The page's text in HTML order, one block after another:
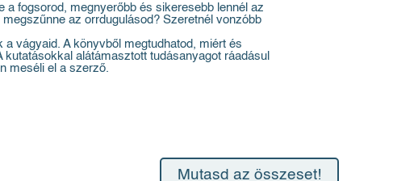
fogsorod, megnyerőbb és sikeresebb lennél az
az orrdugulásod? Szeretnél vonzóbb
vágyaid. A könyvből megtudhatod, miért és
alátámasztott tudásanyagot ráadásul
meséli el a szerző.
Mutasd az összeset!